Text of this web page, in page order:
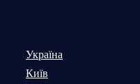
Україна
Київ